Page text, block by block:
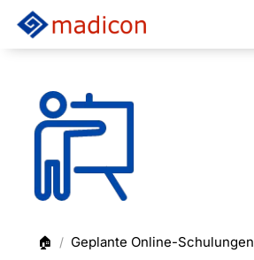
🏠 / Geplante Online-Schulungen